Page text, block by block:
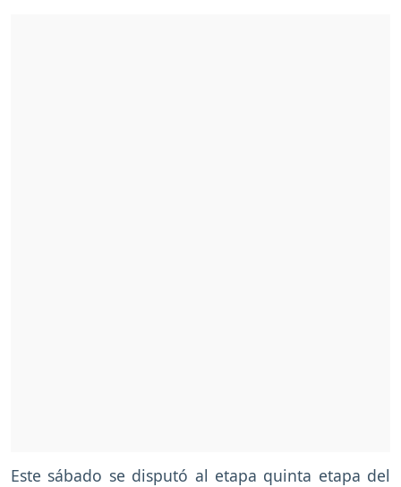
Este sábado se disputó al etapa quinta etapa del